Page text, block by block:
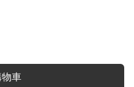
物車